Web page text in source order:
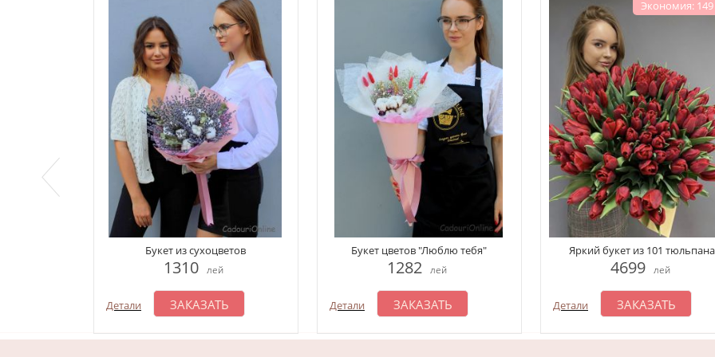
Букет из сухоцветов
1310 лей
Детали ЗАКАЗАТЬ
Букет цветов "Люблю тебя"
1282 лей
Детали ЗАКАЗАТЬ
Экономия: 149
Яркий букет из 101 тюльпана
4699 лей
Детали ЗАКАЗАТЬ